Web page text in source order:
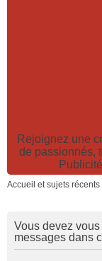
Rejoignez une
de passionnés,
Accueil et sujets récents
Vous devez
messages dans